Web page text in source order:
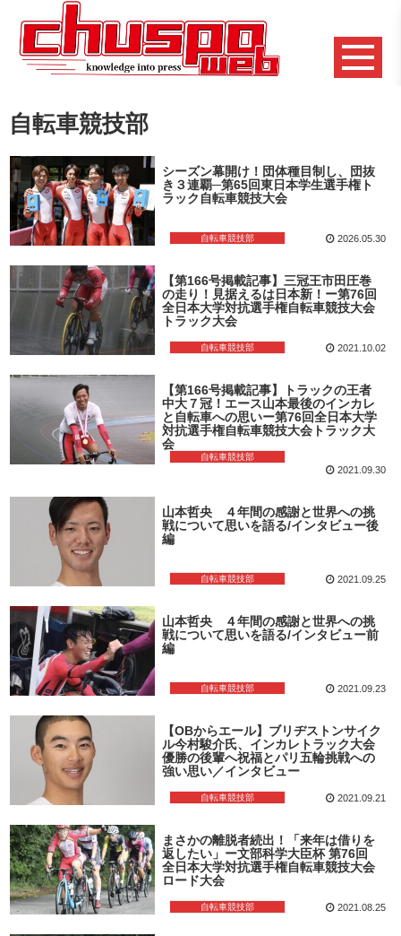
自転車競技部
自転車競技部
シーズン幕開け！団体種目制し、団抜
き３連覇─第65回東日本学生選手権ト
ラック自転車競技大会
2026.05.30
自転車競技部
【第166号掲載記事】三冠王市田圧巻
の走り！見据えるは日本新！ー第76回
全日本大学対抗選手権自転車競技大会
トラック大会
2021.10.02
自転車競技部
【第166号掲載記事】トラックの王者
中大７冠！エース山本最後のインカレ
と自転車への思いー第76回全日本大学
対抗選手権自転車競技大会トラック大
会
2021.09.30
自転車競技部
山本哲央 ４年間の感謝と世界への挑
戦について思いを語る/インタビュー後
編
2021.09.25
自転車競技部
山本哲央 ４年間の感謝と世界への挑
戦について思いを語る/インタビュー前
編
2021.09.23
自転車競技部
【OBからエール】ブリヂストンサイク
ル今村駿介氏、インカレトラック大会
優勝の後輩へ祝福とパリ五輪挑戦への
強い思い／インタビュー
2021.09.21
自転車競技部
まさかの離脱者続出！「来年は借りを
返したい」ー文部科学大臣杯 第76回
全日本大学対抗選手権自転車競技大会
ロード大会
2021.08.25